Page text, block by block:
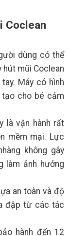
Coclean
dùng có thể
hút mũi Coclean
Máy có hình
tạo cho bé cảm
là vận hành rất
mềm mại. Lực
không gây
làm ảnh hưởng
an toàn và độ
đập từ các tác
hành đến 12